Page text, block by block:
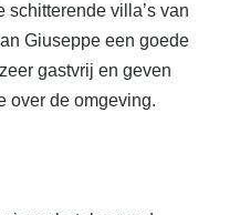
schitterende villa’s van
Giuseppe een goede
gastvrij en geven
over de omgeving.